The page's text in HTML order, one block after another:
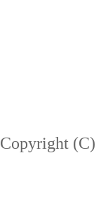
Copyright